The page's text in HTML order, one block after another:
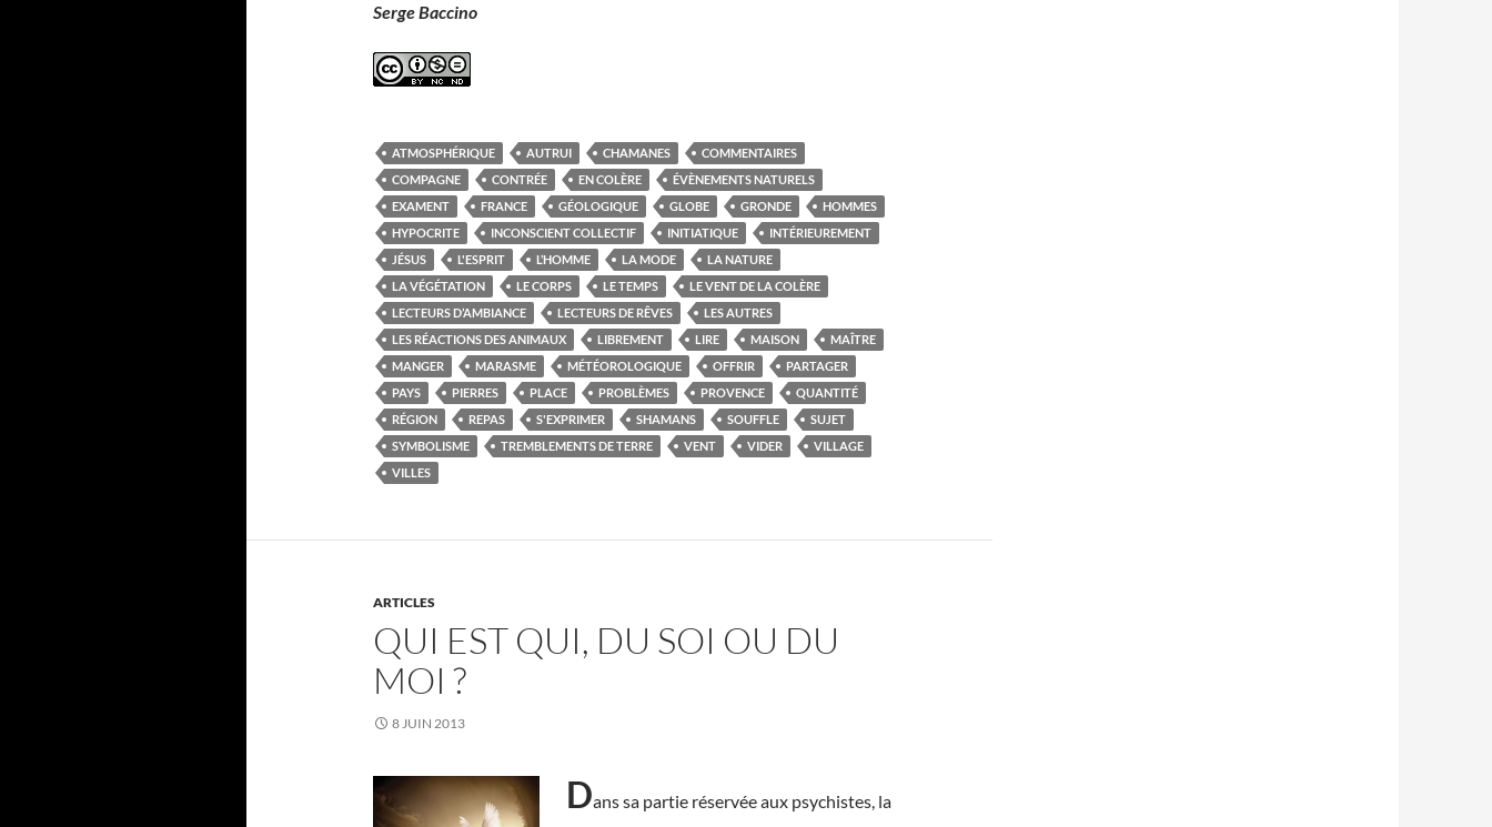
Serge Baccino
ATMOSPHÉRIQUE AUTRUI CHAMANES
COMMENTAIRES
COMPAGNE
CONTRÉE EN COLÈRE
ÉVÈNEMENTS NATURELS
EXAMENT
FRANCE GÉOLOGIQUE GLOBE GRONDE
HOMMES
HYPOCRITE
INCONSCIENT COLLECTIF INITIATIQUE
INTÉRIEUREMENT
JÉSUS
L'ESPRIT L’HOMME LA MODE
LA NATURE
LA VÉGÉTATION
LE CORPS LE TEMPS
LE VENT DE LA COLÈRE
LECTEURS D’AMBIANCE
LECTEURS DE RÊVES
LES AUTRES
LES RÉACTIONS DES ANIMAUX
LIBREMENT LIRE MAISON
MAÎTRE
MANGER
MARASME MÉTÉOROLOGIQUE OFFRIR
PARTAGER
PAYS
PIERRES PLACE PROBLÈMES PROVENCE
QUANTITÉ
RÉGION
REPAS S'EXPRIMER SHAMANS SOUFFLE
SUJET
SYMBOLISME
TREMBLEMENTS DE TERRE VENT VIDER
VILLAGE
VILLES
ARTICLES
QUI EST QUI, DU SOI OU DU
MOI ?
8 JUIN 2013
Dans sa partie réservée aux psychistes, la